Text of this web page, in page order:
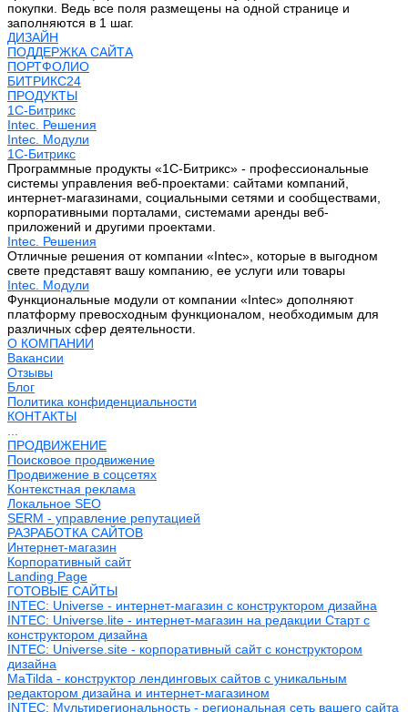
покупки. Ведь все поля размещены на одной странице и
заполняются в 1 шаг.
ДИЗАЙН
ПОДДЕРЖКА САЙТА
ПОРТФОЛИО
БИТРИКС24
ПРОДУКТЫ
1С-Битрикс
Intec. Решения
Intec. Модули
1С-Битрикс
Программные продукты «1С-Битрикс» - профессиональные
системы управления веб-проектами: сайтами компаний,
интернет-магазинами, социальными сетями и сообществами,
корпоративными порталами, системами аренды веб-
приложений и другими проектами.
Intec. Решения
Отличные решения от компании «Intec», которые в выгодном
свете представят вашу компанию, ее услуги или товары
Intec. Модули
Функциональные модули от компании «Intec» дополняют
платформу превосходным функционалом, необходимым для
различных сфер деятельности.
О КОМПАНИИ
Вакансии
Отзывы
Блог
Политика конфиденциальности
КОНТАКТЫ
ПРОДВИЖЕНИЕ
Поисковое продвижение
Продвижение в соцсетях
Контекстная реклама
Локальное SEO
SERM - управление репутацией
РАЗРАБОТКА САЙТОВ
Интернет-магазин
Корпоративный сайт
Landing Page
ГОТОВЫЕ САЙТЫ
INTEC: Universe - интернет-магазин с конструктором дизайна
INTEC: Universe.lite - интернет-магазин на редакции Старт с
конструктором дизайна
INTEC: Universe.site - корпоративный сайт с конструктором
дизайна
MaTilda - конструктор лендинговых сайтов с уникальным
редактором дизайна и интернет-магазином
INTEC: Мультирегиональность - региональная сеть вашего сайта